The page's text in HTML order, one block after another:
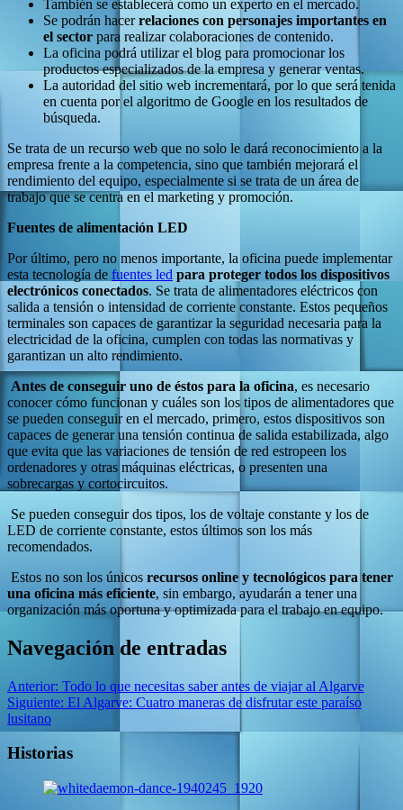
También se establecerá como un experto en el mercado.
Se podrán hacerrelaciones con personajes importantes en
el sector para realizar colaboraciones de contenido.
La oficina podrá utilizar el blog para promocionar los
productos especializados de la empresa y generar ventas.
La autoridad del sitio web incrementará, por lo que será tenida
en cuenta por el algoritmo de Google en los resultados de
búsqueda.
Se trata de un recurso web que no solo le dará reconocimiento a la
empresa frente a la competencia, sino que también mejorará el
rendimiento del equipo, especialmente si se trata de un área de
trabajo que se centra en el marketing y promoción.
Fuentes de alimentación LED
Por último, pero no menos importante, la oficina puede implementar
esta tecnología de fuentes led para proteger todos los dispositivos
electrónicos conectados. Se trata de alimentadores eléctricos con
salida a tensión o intensidad de corriente constante. Estos pequeños
terminales son capaces de garantizar la seguridad necesaria para la
electricidad de la oficina, cumplen con todas las normativas y
garantizan un alto rendimiento.
Antes de conseguir uno de éstos para la oficina, es necesario
conocer cómo funcionan y cuáles son los tipos de alimentadores que
se pueden conseguir en el mercado, primero, estos dispositivos son
capaces de generar una tensión continua de salida estabilizada, algo
que evita que las variaciones de tensión de red estropeen los
ordenadores y otras máquinas eléctricas, o presenten una
sobrecargas y cortocircuitos.
Se pueden conseguir dos tipos, los de voltaje constante y los de
LED de corriente constante, estos últimos son los más
recomendados.
Estos no son los únicos recursos online y tecnológicos para tener
una oficina más eficiente, sin embargo, ayudarán a tener una
organización más oportuna y optimizada para el trabajo en equipo.
Navegación de entradas
Anterior: Todo lo que necesitas saber antes de viajar al Algarve
Siguiente: El Algarve: Cuatro maneras de disfrutar este paraíso
lusitano
Historias